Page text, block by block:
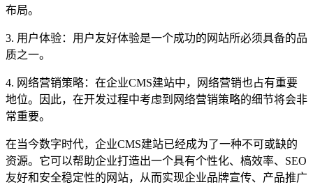
布局。
3. 用户体验：用户友好体验是一个成功的网站所必须具备的品
质之一。
4. 网络营销策略：在企业CMS建站中，网络营销也占有重要
地位。因此，在开发过程中考虑到网络营销策略的细节将会非
常重要。
在当今数字时代，企业CMS建站已经成为了一种不可或缺的
资源。它可以帮助企业打造出一个具有个性化、槁效率、SEO
友好和安全稳定性的网站，从而实现企业品牌宣传、产品推广